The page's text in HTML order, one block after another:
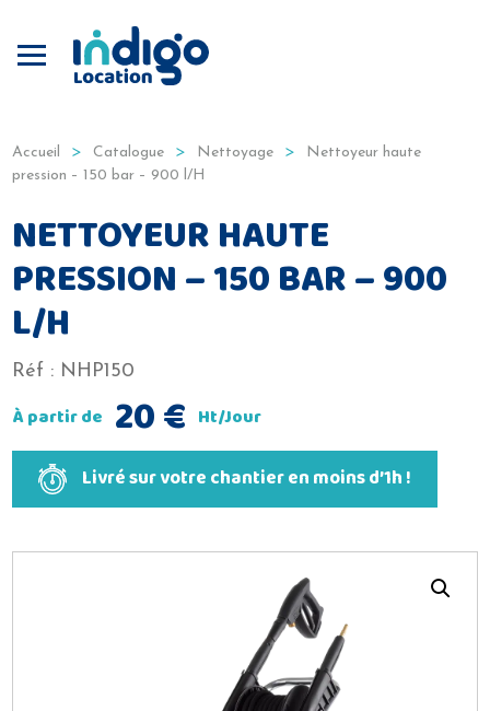
Accueil Catalogue Nettoyage
Nettoyeur haute
pression – 150 bar – 900 l/H
NETTOYEUR HAUTE
PRESSION – 150 BAR – 900
L/H
Réf : NHP150
À partir de 20€ Ht/Jour
Livré sur votre chantier en moins d’1h !